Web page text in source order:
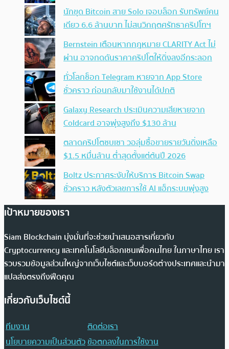
นักขุด Bitcoin สาย Solo เจอบล็อก รับทรัพย์คน
เดียว 6.6 ล้านบาท ไม่สนวิกฤตศรัทธาคริปโทฯ
Bernstein เตือนหากกฎหมาย CLARITY Act ไม่
ผ่าน อาจกดดันราคาคริปโตให้ดิ่งลงอีกระลอก
ทั่วโลกช็อก Telegram หายจาก App Store
ชั่วคราว ก่อนกลับมาใช้งานได้ปกติ
Galaxy Research ประเมินความเสียหายจาก
Coldcard อาจพุ่งสูงถึง $130 ล้าน
ตลาดคริปโตซบเซา วอลุ่มซื้อขายรายวันดิ่งเหลือ
$1.5 หมื่นล้าน ต่ำสุดตั้งแต่ต้นปี 2026
Boltz ประกาศระงับให้บริการ Bitcoin Swap
ชั่วคราว หลังตัวเลขการใช้ AI แฮ็กระบบพุ่งสูง
เป้าหมายของเรา
Siam Blockchain มุ่งมั่นที่จะช่วยนำเสนอสารเกี่ยวกับ
Cryptocurrency และเทคโนโลยีบล็อกเชนเพื่อคนไทย ในภาษาไทย เรา
รวบรวมข้อมูลส่วนใหญ่จากเว็บไซต์และเว็บบอร์ดต่างประเทศและนำมา
แปลส่งตรงถึงฟีดคุณ
เกี่ยวกับเว็บไซต์นี้
ทีมงาน
ติดต่อเรา
นโยบายความเป็นส่วนตัวข้อตกลงในการใช้งาน